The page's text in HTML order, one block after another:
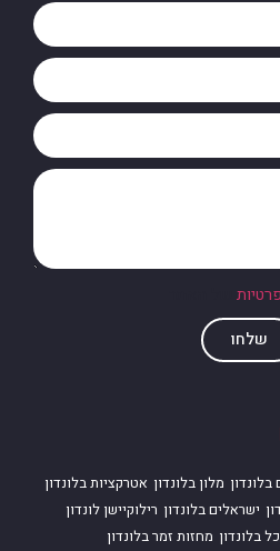
מלון בלונדון אטרקציות בלונדון
ישראלים בלונדון רילוקיישן לונדון
בלונדון מחזות זמר בלונדון
שלחו